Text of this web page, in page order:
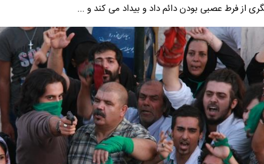
از فرط عصبی بودن دائم داد و بیداد می کند و ...